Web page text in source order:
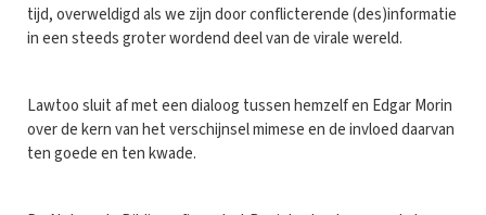
tijd, overweldigd als we zijn door conflicterende (des)informatie
in een steeds groter wordend deel van de virale wereld.
Lawtoo sluit af met een dialoog tussen hemzelf en Edgar Morin
over de kern van het verschijnsel mimese en de invloed daarvan
ten goede en ten kwade.